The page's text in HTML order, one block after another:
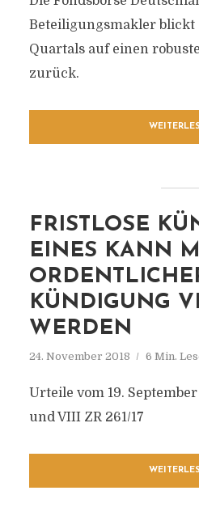
Beteiligungsmakler blickt
Quartals auf einen
zurück.
FRISTLOSE
EINES KANN
KÜNDIGUNG
WERDEN
24. November 2018 6 Min.
Urteile vom 19. September
und VIII ZR 261/17